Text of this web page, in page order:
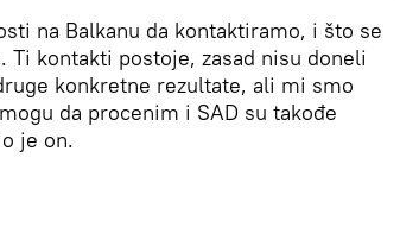
na Balkanu da kontaktiramo, i što se
kontakti postoje, zasad nisu doneli
konkretne rezultate, ali mi smo
da procenim i SAD su takođe
je on.